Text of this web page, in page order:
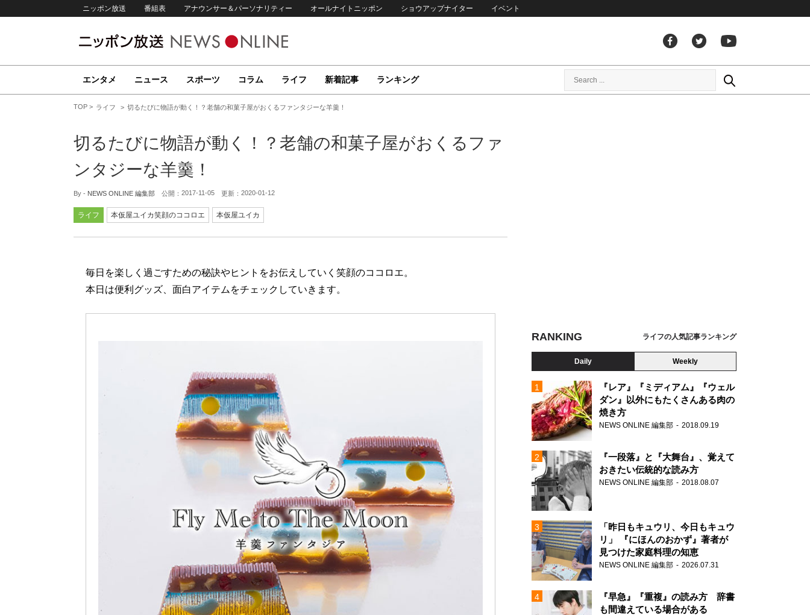
ニッポン放送 番組表 アナウンサー＆パーソナリティー オールナイトニッポン ショウアップナイター イベント
エンタメ ニュース スポーツ コラム ライフ 新着記事 ランキング
TOP ライフ 切るたびに物語が動く！？老舗の和菓子屋がおくるファンタジーな羊羹！
切るたびに物語が動く！？老舗の和菓子屋がおくるファ
ンタジーな羊羹！
By - NEWS ONLINE 編集部 公開： 2017-11-05 更新： 2020-01-12
ライフ 本仮屋ユイカ笑顔のココロエ 本仮屋ユイカ
毎日を楽しく過ごすための秘訣やヒントをお伝えしていく笑顔のココロエ。
本日は便利グッズ、面白アイテムをチェックしていきます。
RANKING ライフの人気記事ランキング
Daily Weekly
『レア』『ミディアム』『ウェル
ダン』以外にもたくさんある肉の
焼き方
NEWS ONLINE 編集部 2018.09.19
『一段落』と『大舞台』、覚えて
おきたい伝統的な読み方
NEWS ONLINE 編集部 2018.08.07
「昨日もキュウリ、今日もキュウ
リ」 『にほんのおかず』著者が
見つけた家庭料理の知恵
NEWS ONLINE 編集部 2026.07.31
『早急』『重複』の読み方 辞書
も間違えている場合がある